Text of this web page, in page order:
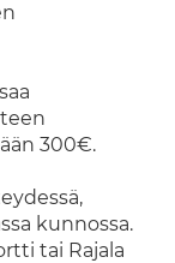
300€.
kunnossa.
tai Rajala